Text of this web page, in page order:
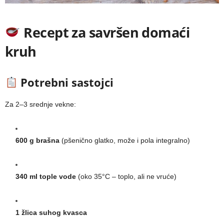
Recept za savršen domaći
kruh
Potrebni sastojci
Za 2–3 srednje vekne:
600 g brašna (pšenično glatko, može i pola integralno)
340 ml tople vode (oko 35°C – toplo, ali ne vruće)
1 žlica suhog kvasca